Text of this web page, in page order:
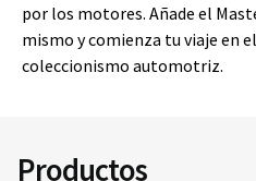
por los motores. Añade el
mismo y comienza tu viaje en
coleccionismo automotriz.
Productos